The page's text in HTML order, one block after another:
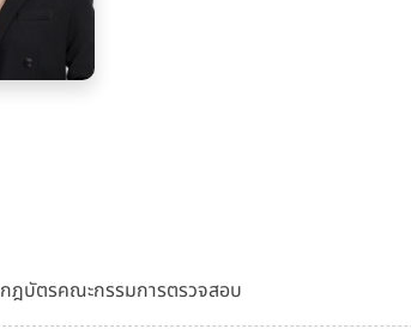
กฎบัตรคณะกรรมการตรวจสอบ